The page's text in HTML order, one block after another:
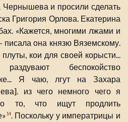
Чернышева и просили сделать
Григория Орлова. Екатерина
«Кажется, многими лжами и
писала она князю Вяземскому.
кои для своей корысти...
беспокойство
Я чаю, лгут на Захара
из чего немного чего я
то, что ищут продлить
14. Поскольку у императрицы и